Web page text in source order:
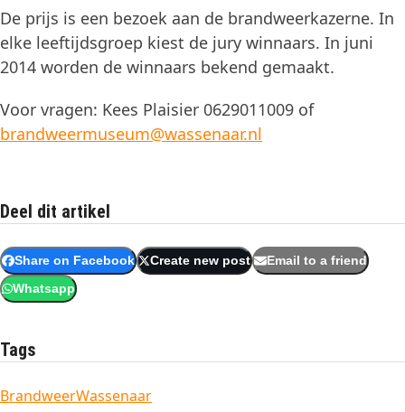
De prijs is een bezoek aan de brandweerkazerne. In
elke leeftijdsgroep kiest de jury winnaars. In juni
2014 worden de winnaars bekend gemaakt.
Voor vragen: Kees Plaisier 0629011009 of
brandweermuseum@wassenaar.nl
Deel dit artikel
Share on Facebook Create new post Email to a friend
Whatsapp
Tags
BrandweerWassenaar